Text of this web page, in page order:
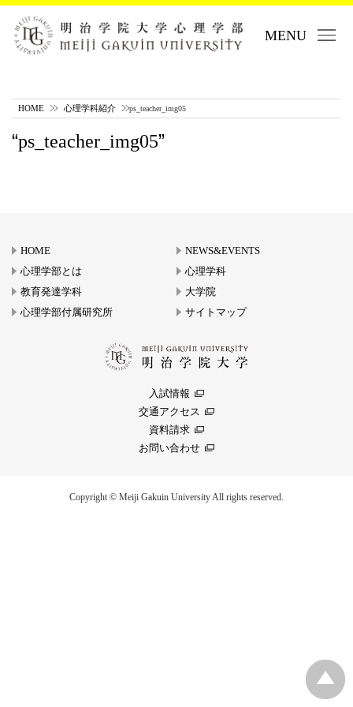
MENU
HOME 心理学科紹介 ps_teacher_img05
ps_teacher_img05
HOME
NEWS&EVENTS
心理学部とは
心理学科
教育発達学科
大学院
心理学部付属研究所
サイトマップ
入試情報
交通アクセス
資料請求
お問い合わせ
Copyright © Meiji Gakuin University All rights reserved.